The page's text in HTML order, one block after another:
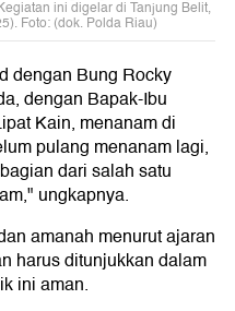
ini digelar di Tanjung Belit,
Foto: (dok. Polda Riau)
dengan Bung Rocky
dengan Bapak-Ibu
Kain, menanam di
pulang menanam lagi,
dari salah satu
ungkapnya.
amanah menurut ajaran
harus ditunjukkan dalam
ini aman.